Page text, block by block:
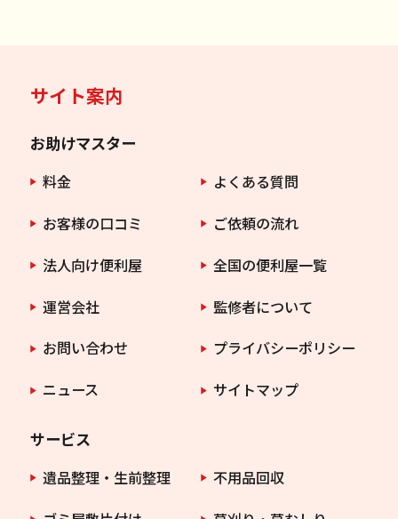
サイト案内
お助けマスター
料金
よくある質問
お客様の口コミ
ご依頼の流れ
法人向け便利屋
全国の便利屋一覧
運営会社
監修者について
お問い合わせ
プライバシーポリシー
ニュース
サイトマップ
サービス
遺品整理・生前整理
不用品回収